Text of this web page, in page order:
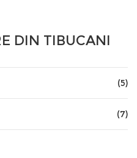
DIN TIBUCANI
(5)
(7)